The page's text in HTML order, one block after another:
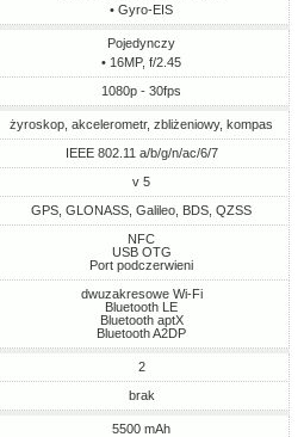
• Gyro-EIS
Pojedynczy
• 16MP, f/2.45
1080p - 30fps
żyroskop, akcelerometr, zbliżeniowy, kompas
IEEE 802.11 a/b/g/n/ac/6/7
v 5
GPS, GLONASS, Galileo, BDS, QZSS
NFC
USB OTG
Port podczerwieni
dwuzakresowe Wi-Fi
Bluetooth LE
Bluetooth aptX
Bluetooth A2DP
2
brak
5500 mAh